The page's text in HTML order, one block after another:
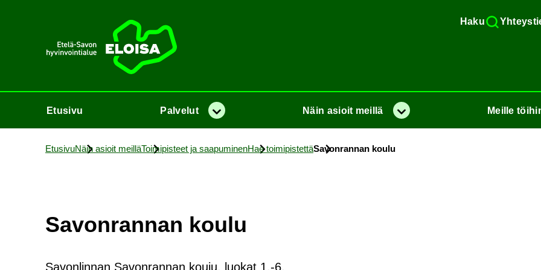
Haku
Etusi­vu
Etusi­vu Pal­ve­lut Va­lik­ko Näin asioit meil­lä Va­lik­ko Meil­le
Etusi­vuNäin asioit meil­läToi­mi­pis­teet ja saa­pu­mi­nenHae toi­mi­pis­tet­täSa­von­ran­nan koulu
Sa­von­ran­nan koulu
Savonlinnan Savonrannan kouju, luokat 1.-6.